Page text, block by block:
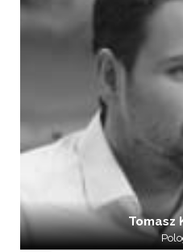
Tomasz